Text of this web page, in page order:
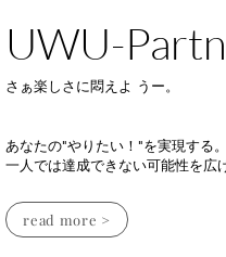
UWU-
さぁ楽しさに悶えよ うー。
あなたの"やりたい！"を実現する。
一人では達成できない可能性を広
read more >